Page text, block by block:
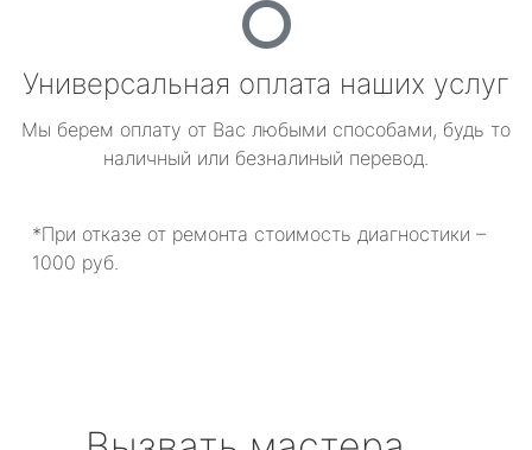
Универсальная оплата наших услуг
Мы берем оплату от Вас любыми способами, будь то
наличный или безналиный перевод.
*При отказе от ремонта стоимость диагностики –
1000 руб.